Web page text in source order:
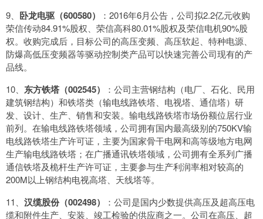
9、 卧龙电驱（600580）
：2016年6月公告，公司拟2.2亿元收购
荣信传动84.91%股权、荣信高科80.01%股权及荣信电机90%股
权。收购完成后，目标公司的高压变频、高压软起、特种电源、
防爆高低压变频器等驱动控制类产品可以快速完善公司现有的产
品线。
10、 东方铁塔（002545）
：公司主营钢结构（电厂、石化、民用
建筑钢结构）和铁塔类（输电线路铁塔、电视塔、通信塔）研
发、设计、生产、销售和安装。输电线路铁塔市场份额位居行业
前列。在输电线路铁塔领域，公司拥有国内最高级别的750KV输
电线路铁塔生产许可证，主要为国家骨干电网和高等级地方电网
生产输电线路铁塔；在广播通讯铁塔领域，公司拥有全系列广播
通信铁塔及桅杆生产许可证，主要参与生产利润率相对较高的
200M以上钢结构电视高塔、天线塔等。
11、 汉缆股份（002498）
：公司是国内少数提供高压及超高压电
缆和附件生产、安装、竣工检验的供应商之一。公司在高压、超